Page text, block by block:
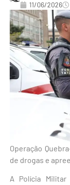
11/06/2026
Operação
de drogas e
A Polícia